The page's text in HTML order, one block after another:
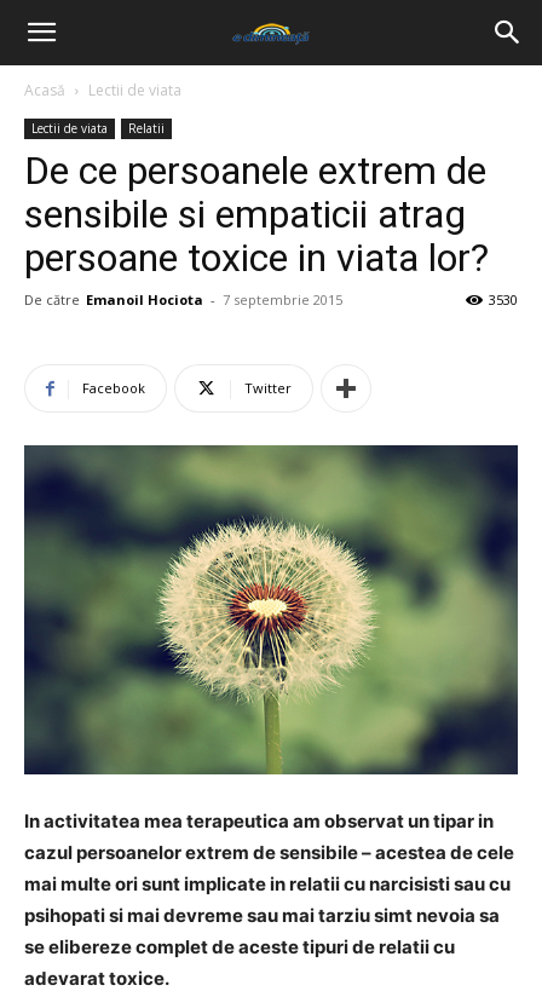
Acasă Lectii de viata
Lectii de viata Relatii
De ce persoanele extrem de
sensibile si empaticii atrag
persoane toxice in viata lor?
De către Emanoil Hociota - 7 septembrie 2015 3530
Facebook Twitter
In activitatea mea terapeutica am observat un tipar in
cazul persoanelor extrem de sensibile – acestea de cele
mai multe ori sunt implicate in relatii cu narcisisti sau cu
psihopati si mai devreme sau mai tarziu simt nevoia sa
se elibereze complet de aceste tipuri de relatii cu
adevarat toxice.